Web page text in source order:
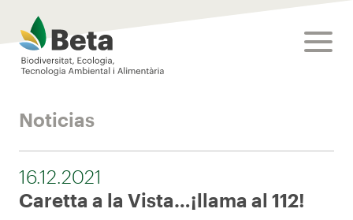
Beta Tech Center
Noticias
16.12.2021
Caretta a la Vista…¡llama al 112!